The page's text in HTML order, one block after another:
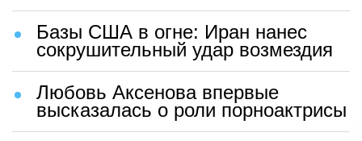
Базы США в огне: Иран нанес
сокрушительный удар возмездия
Любовь Аксенова впервые
высказалась о роли порноактрисы